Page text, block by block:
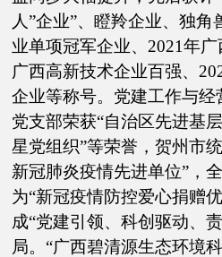
人”企业”、瞪羚企业、独
业单项冠军企业、2021年广
广西高新技术企业百强、
企业等称号。党建工作与经
党支部荣获“自治区先进基
星党组织”等荣誉，贺州市
新冠肺炎疫情先进单位”，
为“新冠疫情防控爱心捐赠
成“党建引领、科创驱动、
局。“广西碧清源生态环境